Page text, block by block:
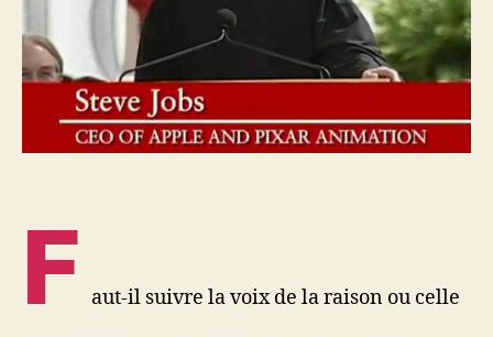
F aut-il suivre la voix de la raison ou celle